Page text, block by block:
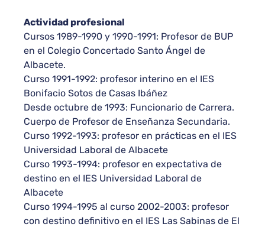
Actividad profesional
Cursos 1989-1990 y 1990-1991: Profesor de BUP
en el Colegio Concertado Santo Ángel de
Albacete.
Curso 1991-1992: profesor interino en el IES
Bonifacio Sotos de Casas Ibáñez
Desde octubre de 1993: Funcionario de Carrera.
Cuerpo de Profesor de Enseñanza Secundaria.
Curso 1992-1993: profesor en prácticas en el IES
Universidad Laboral de Albacete
Curso 1993-1994: profesor en expectativa de
destino en el IES Universidad Laboral de
Albacete
Curso 1994-1995 al curso 2002-2003: profesor
con destino definitivo en el IES Las Sabinas de El